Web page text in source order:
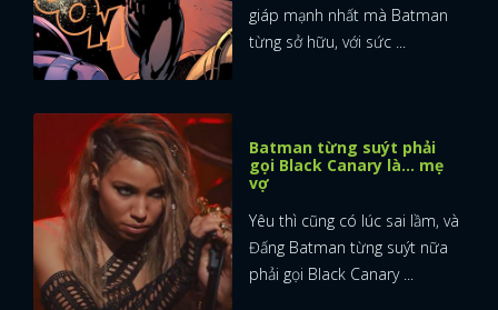
giáp mạnh nhất mà Batman
từng sở hữu, với sức ...
Batman từng suýt phải
gọi Black Canary là… mẹ
vợ
Yêu thì cũng có lúc sai lầm, và
Đấng Batman từng suýt nữa
phải gọi Black Canary ...